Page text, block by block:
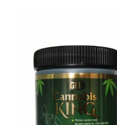
y Belleza )